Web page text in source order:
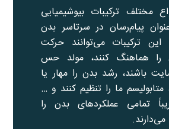
مختلف ترکیبات بیوشیمیایی
پیام‌رسان در سرتاسر بدن
این ترکیبات می‌توانند حرکت
را هماهنگ کنند، مولد حس
باشند، رشد بدن را مهار یا
ما را تنظیم کنند و …
تمامی عملکردهای بدن را